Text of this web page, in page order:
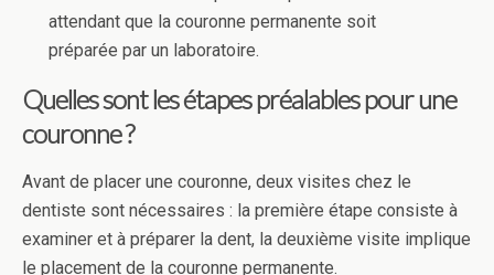
attendant que la couronne permanente soit
préparée par un laboratoire.
Quelles sont les étapes préalables pour une
couronne ?
Avant de placer une couronne, deux visites chez le
dentiste sont nécessaires : la première étape consiste à
examiner et à préparer la dent, la deuxième visite implique
le placement de la couronne permanente.